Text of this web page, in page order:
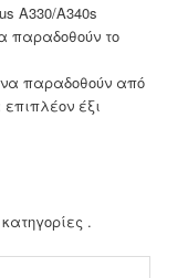
A330/A340s
παραδοθούν το
να παραδοθούν από
έξι
.